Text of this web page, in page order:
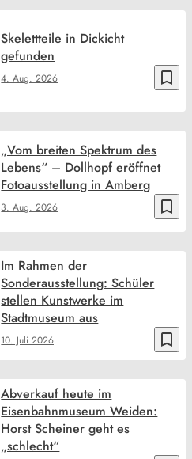
bookmark_border
4. Aug. 2026
Skelettteile in Dickicht
gefunden
bookmark_border
3. Aug. 2026
„Vom breiten Spektrum des
Lebens“ – Dollhopf eröffnet
Fotoausstellung in Amberg
bookmark_border
10. Juli 2026
Im Rahmen der
Sonderausstellung: Schüler
stellen Kunstwerke im
Stadtmuseum aus
Abverkauf heute im
Eisenbahnmuseum Weiden:
Horst Scheiner geht es
„schlecht“